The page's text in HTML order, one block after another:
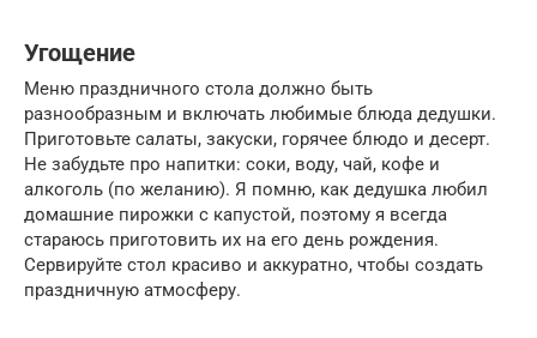
Угощение
Меню праздничного стола должно быть
разнообразным и включать любимые блюда дедушки.
Приготовьте салаты, закуски, горячее блюдо и десерт.
Не забудьте про напитки: соки, воду, чай, кофе и
алкоголь (по желанию). Я помню, как дедушка любил
домашние пирожки с капустой, поэтому я всегда
стараюсь приготовить их на его день рождения.
Сервируйте стол красиво и аккуратно, чтобы создать
праздничную атмосферу.